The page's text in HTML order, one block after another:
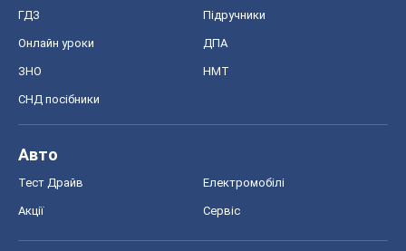
ГДЗ Підручники
Онлайн уроки ДПА
ЗНО НМТ
СНД посібники
Авто
Тест Драйв Електромобілі
Акції Сервіс